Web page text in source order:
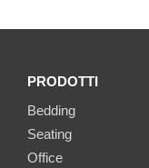
PRODOTTI
Bedding
Seating
Office